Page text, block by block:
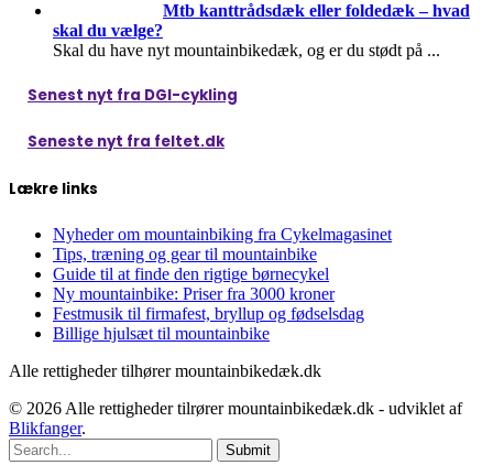
Mtb kanttrådsdæk eller foldedæk – hvad
skal du vælge?
Skal du have nyt mountainbikedæk, og er du stødt på ...
Senest nyt fra DGI-cykling
Seneste nyt fra feltet.dk
Lækre links
Nyheder om mountainbiking fra Cykelmagasinet
Tips, træning og gear til mountainbike
Guide til at finde den rigtige børnecykel
Ny mountainbike: Priser fra 3000 kroner
Festmusik til firmafest, bryllup og fødselsdag
Billige hjulsæt til mountainbike
Alle rettigheder tilhører mountainbikedæk.dk
© 2026 Alle rettigheder tilrører mountainbikedæk.dk - udviklet af
Blikfanger.
Submit